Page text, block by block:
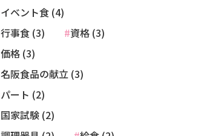
イベント食 (4)
行事食 (3)
資格 (3)
価格 (3)
名阪食品の献立 (3)
パート (2)
国家試験 (2)